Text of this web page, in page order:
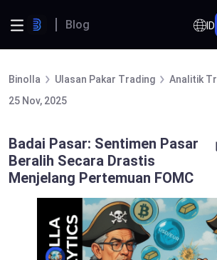
Blog ID
Binolla Ulasan Pakar Trading
Analitik
25 Nov, 2025
Badai Pasar: Sentimen Pasar
Beralih Secara Drastis
Menjelang Pertemuan FOMC